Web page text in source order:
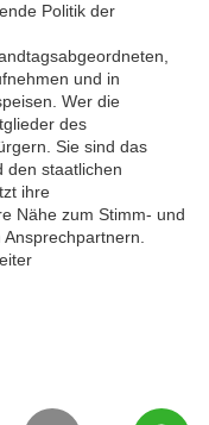
Politik der
und in
Wer die
des
Sie sind das
den staatlichen
ihre
Nähe zum Stimm- und